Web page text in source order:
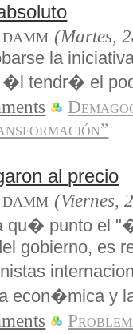
DAMM (Martes,
la
tendr� el
al precio
DAMM (Viernes,
qu� punto el
gobierno, es
econ�mica y